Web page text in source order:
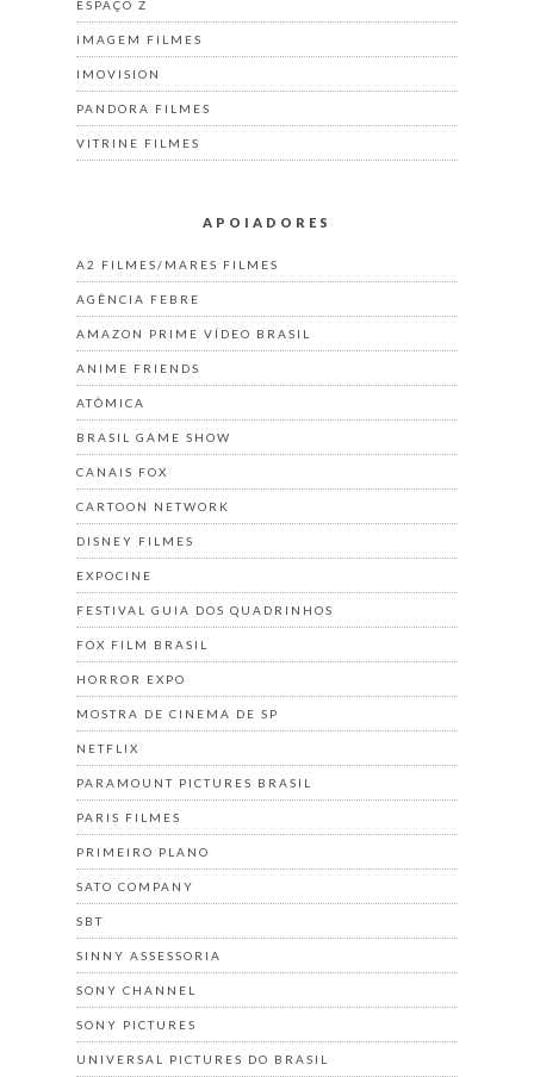
ESPAÇO Z
IMAGEM FILMES
IMOVISION
PANDORA FILMES
VITRINE FILMES
APOIADORES
A2 FILMES/MARES FILMES
AGÊNCIA FEBRE
AMAZON PRIME VÍDEO BRASIL
ANIME FRIENDS
ATÔMICA
BRASIL GAME SHOW
CANAIS FOX
CARTOON NETWORK
DISNEY FILMES
EXPOCINE
FESTIVAL GUIA DOS QUADRINHOS
FOX FILM BRASIL
HORROR EXPO
MOSTRA DE CINEMA DE SP
NETFLIX
PARAMOUNT PICTURES BRASIL
PARIS FILMES
PRIMEIRO PLANO
SATO COMPANY
SBT
SINNY ASSESSORIA
SONY CHANNEL
SONY PICTURES
UNIVERSAL PICTURES DO BRASIL